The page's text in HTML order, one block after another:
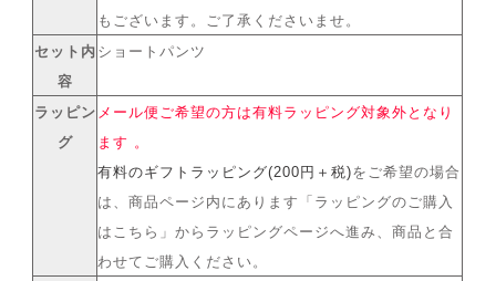
もございます。ご了承くださいませ。
セット内
容
ショートパンツ
ラッピン
グ
メール便ご希望の方は有料ラッピング対象外となり
ます 。
有料のギフトラッピング(200円＋税)をご希望の場合
は、商品ページ内にあります「ラッピングのご購入
はこちら」からラッピングページへ進み、商品と合
わせてご購入ください。